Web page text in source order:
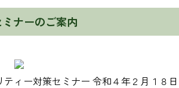
ーフティ共済
日商保険各種）
良従業員表彰
簿記検定
ナーのご案内
ィー対策セミナー 令和４年２月１８